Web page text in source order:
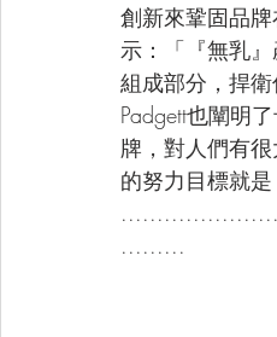
創新來鞏固品
示：「『無乳
組成部分，捍
Padgett也闡明
牌，對人們有
的努力目標就
.........